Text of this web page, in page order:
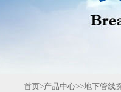
首页>产品中心>>地下管线